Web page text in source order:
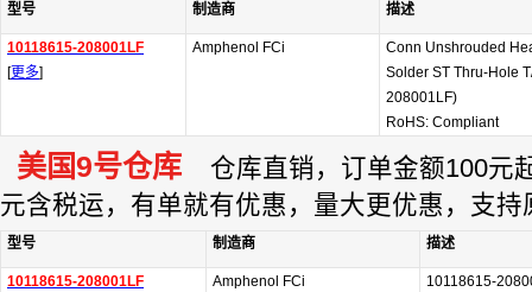
型号 制造商 描述
10118615-208001LF
[更多]
Amphenol FCi
Conn Unshrouded
Solder ST Thru-Hole
208001LF)
RoHS: Compliant
美国9号仓库 仓库直销，订单金额100元
元含税运，有单就有优惠，量大更优惠，支持
型号 制造商 描述
10118615-208001LF
Amphenol FCi
10118615-